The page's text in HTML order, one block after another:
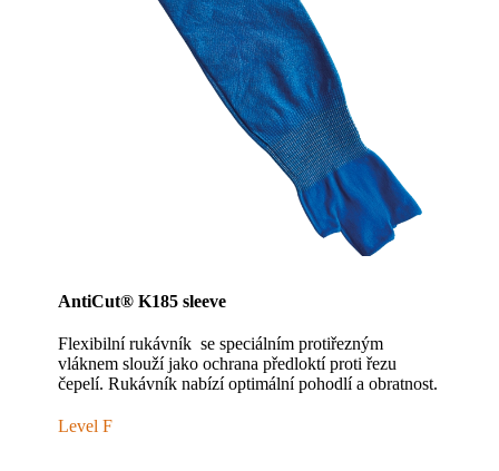
AntiCut® K185 sleeve
Flexibilní rukávník se speciálním protiřezným
vláknem slouží jako ochrana předloktí proti řezu
čepelí. Rukávník nabízí optimální pohodlí a obratnost.
Level F